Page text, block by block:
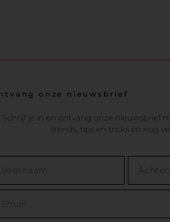
onze nieuwsbrief
Schrijf je in en ontvang onze nieuwsbrief
trends, tips en tricks en nog